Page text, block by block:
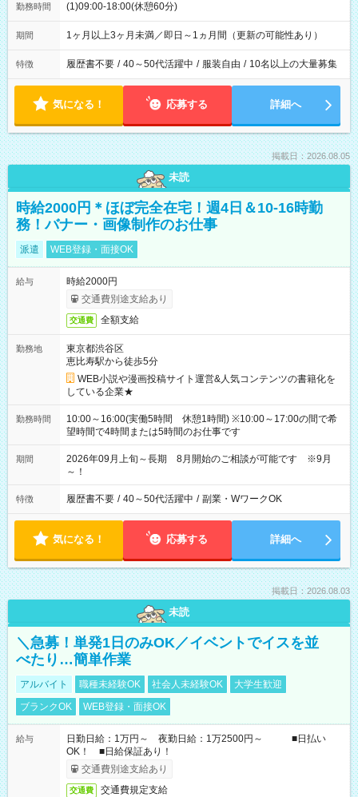
勤務時間 (1)09:00-18:00(休憩60分)
期間 1ヶ月以上3ヶ月未満／即日～1ヵ月間（更新の可能性あり）
特徴 履歴書不要 / 40～50代活躍中 / 服装自由 / 10名以上の大量募集
気になる！ 応募する 詳細へ
掲載日：2026.08.05
未読
時給2000円＊ほぼ完全在宅！週4日＆10-16時勤
務！バナー・画像制作のお仕事
派遣 WEB登録・面接OK
給与
時給2000円
交通費別途支給あり
交通費 全額支給
勤務地
東京都渋谷区
恵比寿駅から徒歩5分
WEB小説や漫画投稿サイト運営&人気コンテンツの書籍化を
している企業★
勤務時間
10:00～16:00(実働5時間 休憩1時間) ※10:00～17:00の間で希
望時間で4時間または5時間のお仕事です
期間
2026年09月上旬～長期 8月開始のご相談が可能です ※9月
～！
特徴 履歴書不要 / 40～50代活躍中 / 副業・WワークOK
気になる！ 応募する 詳細へ
掲載日：2026.08.03
未読
＼急募！単発1日のみOK／イベントでイスを並
べたり…簡単作業
アルバイト 職種未経験OK 社会人未経験OK
大学生歓迎
ブランクOK
WEB登録・面接OK
給与
日勤日給：1万円～ 夜勤日給：1万2500円～ ■日払い
OK！ ■日給保証あり！
交通費別途支給あり
交通費 交通費規定支給